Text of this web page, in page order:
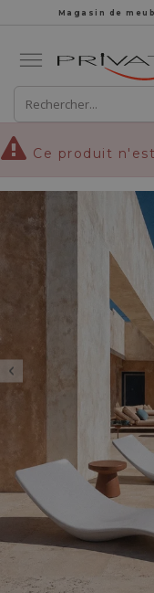
Magasin de
Ce produit